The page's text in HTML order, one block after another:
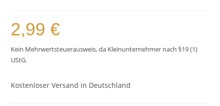
2,99€
Kein Mehrwertsteuerausweis, da Kleinunternehmer nach §19 (1)
UStG.
Kostenloser Versand in Deutschland